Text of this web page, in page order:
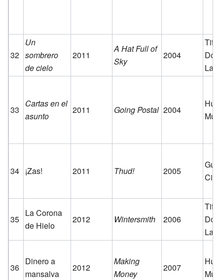
32
Un
sombrero
de cielo
2011
A Hat Full of
Sky
2004
Las
33
Cartas en el
asunto
2011 Going Postal 2004
34 ¡Zas! 2011 Thud! 2005
35
La Corona
de Hielo
2012 Wintersmith 2006
Las
36
Dinero a
mansalva
2012
Making
Money
2007